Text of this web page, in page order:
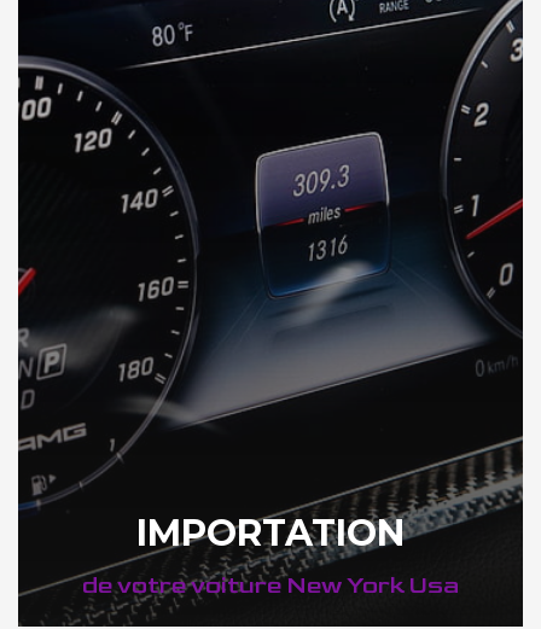
DÉCOUVREZ VOTRE INSPECTION AUTO a New York Usa
IMPORTATION
de votre voiture New York Usa